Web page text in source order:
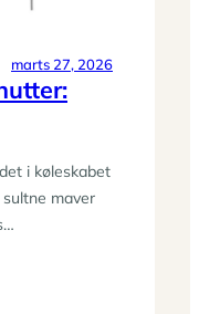
rod
marts 27, 2026
i køleskabet
sultne maver